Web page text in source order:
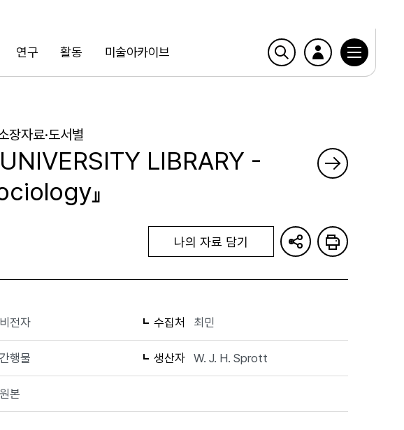
연구 활동 미술아카이브
장자료·도서별
LIBRARY -
』
나의 자료 담기
비전자 수집처 최민
행물 생산자 W. J. H. Sprott
원본